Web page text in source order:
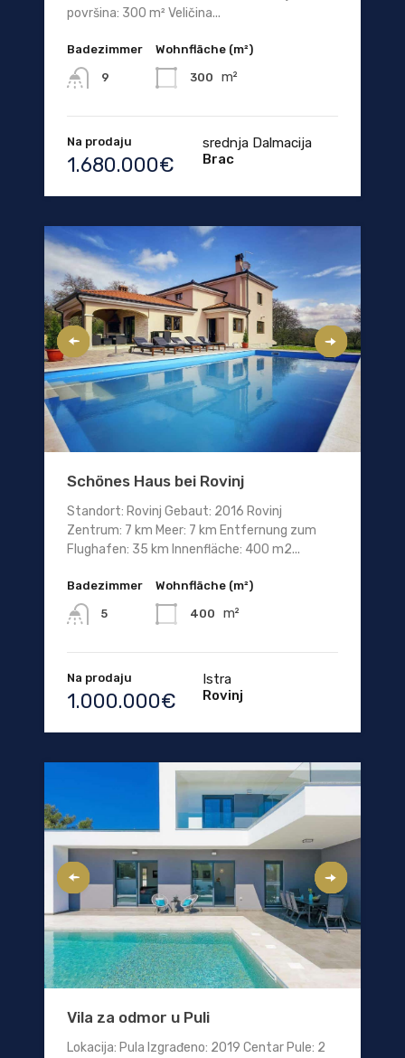
površina: 300 m² Veličina...
Badezimmer
9
Wohnfläche (m²)
300 m²
Na prodaju
1.680.000€
srednja Dalmacija
Brac
Schönes Haus bei Rovinj
Standort: Rovinj Gebaut: 2016 Rovinj
Zentrum: 7 km Meer: 7 km Entfernung zum
Flughafen: 35 km Innenfläche: 400 m2...
Badezimmer
5
Wohnfläche (m²)
400 m²
Na prodaju
1.000.000€
Istra
Rovinj
Vila za odmor u Puli
Lokacija: Pula Izgrađeno: 2019 Centar Pule: 2